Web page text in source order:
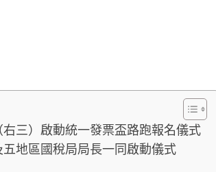
三）啟動統一發票盃路跑報名儀式
地區國稅局局長一同啟動儀式